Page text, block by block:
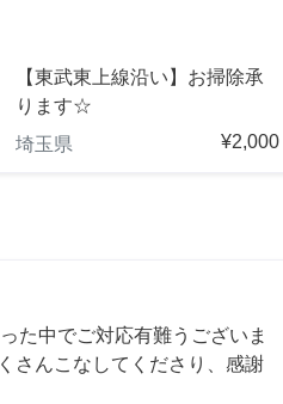
【東武東上線沿い】お掃除承
ります☆
埼玉県
¥2,000
た中でご対応有難うございま
さんこなしてくださり、感謝